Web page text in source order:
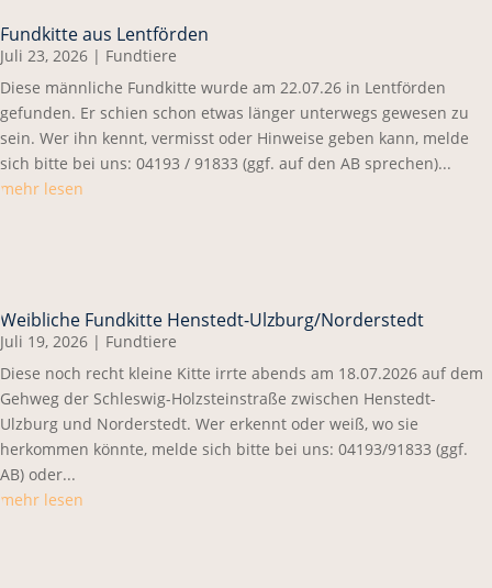
Fundkitte aus Lentförden
Juli 23, 2026 | Fundtiere
Diese männliche Fundkitte wurde am 22.07.26 in Lentförden
gefunden. Er schien schon etwas länger unterwegs gewesen zu
sein. Wer ihn kennt, vermisst oder Hinweise geben kann, melde
sich bitte bei uns: 04193 / 91833 (ggf. auf den AB sprechen)...
mehr lesen
Weibliche Fundkitte Henstedt-Ulzburg/Norderstedt
Juli 19, 2026 | Fundtiere
Diese noch recht kleine Kitte irrte abends am 18.07.2026 auf dem
Gehweg der Schleswig-Holzsteinstraße zwischen Henstedt-
Ulzburg und Norderstedt. Wer erkennt oder weiß, wo sie
herkommen könnte, melde sich bitte bei uns: 04193/91833 (ggf.
AB) oder...
mehr lesen